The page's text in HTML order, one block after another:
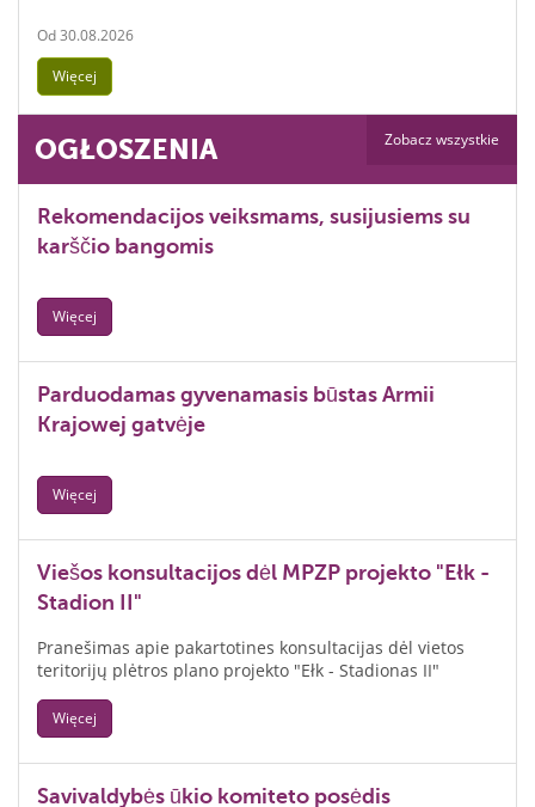
Od30.08.2026
Więcej
OGŁOSZENIA Zobacz wszystkie
Rekomendacijos veiksmams, susijusiems su
karščio bangomis
Więcej
Parduodamas gyvenamasis būstas Armii
Krajowej gatvėje
Więcej
Viešos konsultacijos dėl MPZP projekto "Ełk -
Stadion II"
Pranešimas apie pakartotines konsultacijas dėl vietos
teritorijų plėtros plano projekto "Ełk - Stadionas II"
Więcej
Savivaldybės ūkio komiteto posėdis